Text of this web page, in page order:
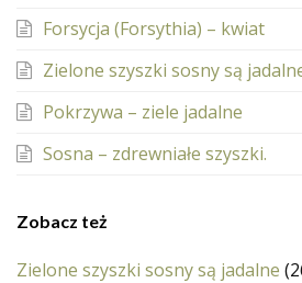
Forsycja (Forsythia) – kwiat
Zielone szyszki sosny są
Pokrzywa – ziele jadalne
Sosna – zdrewniałe szyszki.
Zobacz też
Zielone szyszki sosny są jadalne